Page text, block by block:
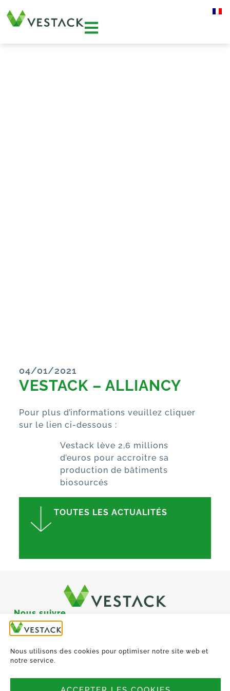
Nous utilisons des cookies pour optimiser notre site web et
notre service.
04/01/2021
VESTACK – ALLIANCY
Pour plus d’informations veuillez cliquer
sur le lien ci-dessous :
Vestack lève 2,6 millions
d’euros pour accroitre sa
production de bâtiments
biosourcés
TOUTES LES ACTUALITÉS
Nous suivre
4-6, Rue de Penthièvre,
75008 Paris
Site de Saint-Germain-